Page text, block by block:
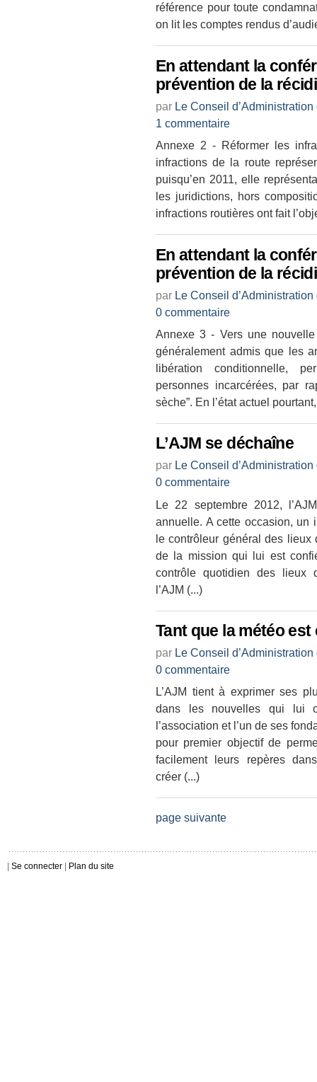
référence pour toute
on lit les comptes rendus
En attendant la
prévention de la
par Le Conseil d’Administration
1 commentaire
Annexe 2 - Réformer les
infractions de la route
puisqu’en 2011, elle
les juridictions, hors
infractions routières ont fait
En attendant la
prévention de la
par Le Conseil d’Administration
0 commentaire
Annexe 3 - Vers une
généralement admis que les
libération conditionnelle,
personnes incarcérées, par
sèche”. En l’état actuel
L’AJM se déchaîne
par Le Conseil d’Administration
0 commentaire
Le 22 septembre 2012,
annuelle. A cette occasion, un
le contrôleur général des
de la mission qui lui est
contrôle quotidien des lieux
l’AJM (...)
Tant que la météo est
par Le Conseil d’Administration
0 commentaire
L’AJM tient à exprimer ses
dans les nouvelles qui lui
l’association et l’un de ses
pour premier objectif de
facilement leurs repères
créer (...)
page suivante
| Se connecter | Plan du site